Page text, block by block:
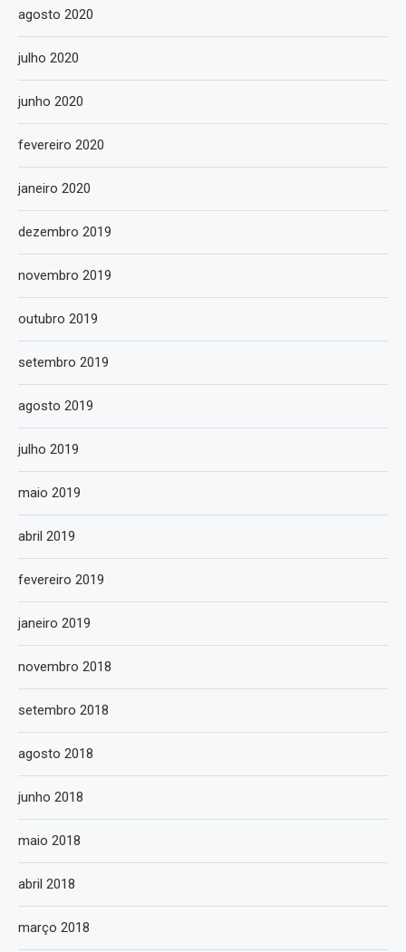
agosto 2020
julho 2020
junho 2020
fevereiro 2020
janeiro 2020
dezembro 2019
novembro 2019
outubro 2019
setembro 2019
agosto 2019
julho 2019
maio 2019
abril 2019
fevereiro 2019
janeiro 2019
novembro 2018
setembro 2018
agosto 2018
junho 2018
maio 2018
abril 2018
março 2018